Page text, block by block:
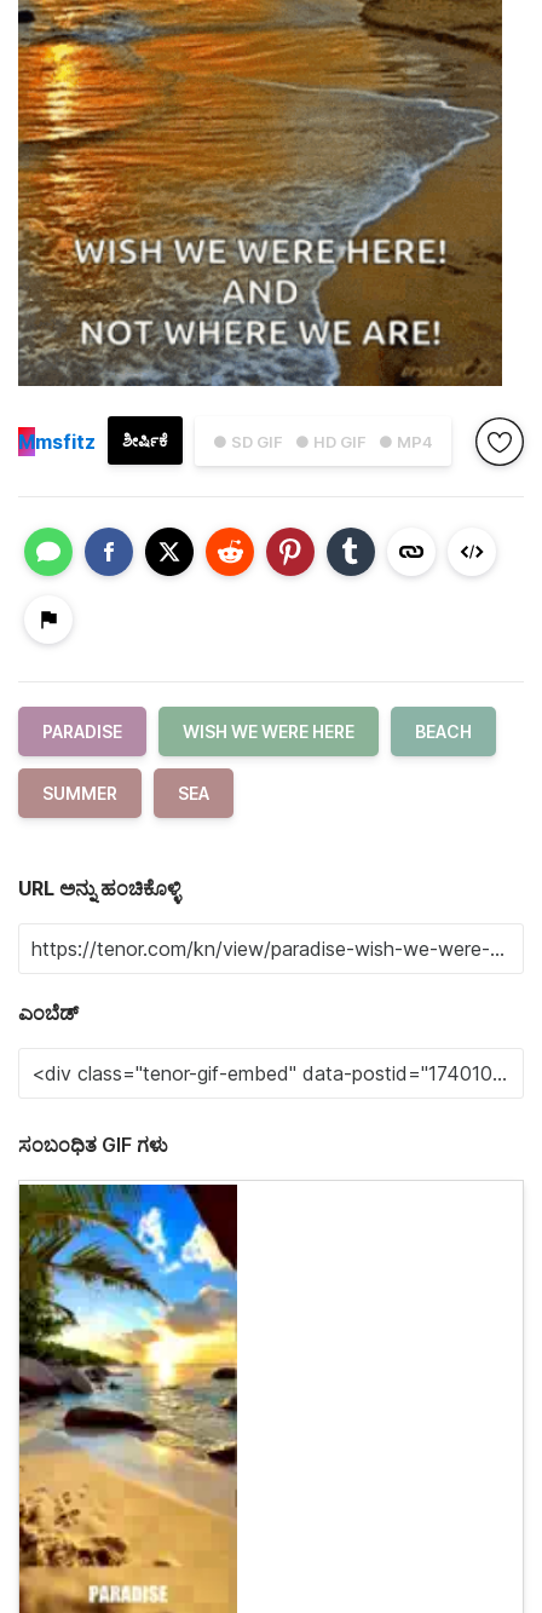
● SD GIF ● HD GIF ● MP4
ಶೀರ್ಷಿಕೆ
Mmsfitz
PARADISE WISH WE WERE HERE BEACH
SUMMER SEA
URL ಅನ್ನು ಹಂಚಿಕೊಳ್ಳಿ
ಎಂಬೆಡ್
ಸಂಬಂಧಿತ GIF ಗಳು